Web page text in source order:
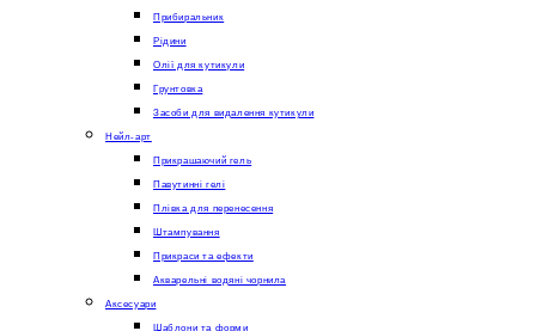
Прибиральник
Рідини
Олії для кутикули
Грунтовка
Засоби для видалення кутикули
Нейл-арт
Прикрашаючий гель
Павутинні гелі
Плівка для перенесення
Штампування
Прикраси та ефекти
Акварельні водяні чорнила
Аксесуари
Шаблони та форми